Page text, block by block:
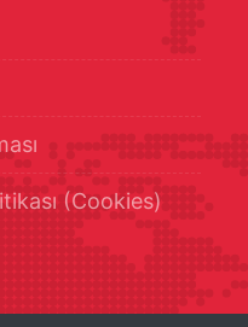
(Cookies)